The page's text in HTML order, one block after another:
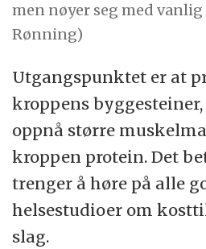
men nøyer seg med vanlig
Rønning)
Utgangspunktet er at
kroppens
oppnå større
kroppen protein. Det
trenger å høre på alle
helsestudioer om
slag.